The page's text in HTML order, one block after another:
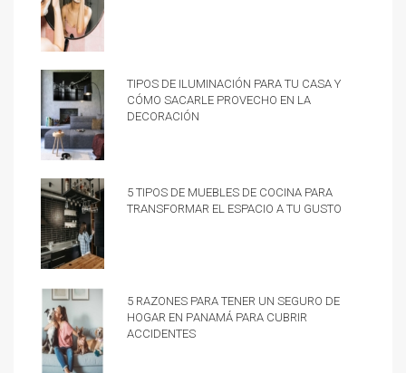
Tipos de iluminación para tu casa y
cómo sacarle provecho en la
decoración
5 tipos de muebles de cocina para
transformar el espacio a tu gusto
5 razones para tener un Seguro de
hogar en Panamá para cubrir
accidentes